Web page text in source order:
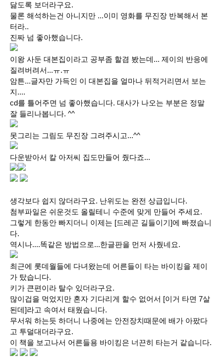
닳도록 보더라구요.
물론 해석하는건 아니지만 ...이미 영화를 무진장 반복해서 본
터라..
진짜 넘 좋아했습니다.
이왕 사둔 대본집이라고 공부좀 할겸 봤는데... 제이의 반응에
질려버려서...ㅠ.ㅠ
암튼...글자만 가득인 이 대본집을 얼마나 뒤적거리면서 보는
지....
cd를 틀어주면 넘 좋아했습니다. 대사가 나오는 부분은 정말
잘 들리나봅니다. ^^
못그리는 그림도 무진장 그려주시고...^^
다운받아서 칼 아저씨 집도만들어 줬다죠...
생각보다 쉽지 않더라구요. 난위도는 완전 상급입니다.
첨부파일은 쉬운것도 올릴테니 수준에 맞게 만들어 주세요.
그렇게 한동안 빠지더니 이제는 [드레곤 길들이기]에 빠졌습니
다.
역시나....똑같은 방법으로...한글판을 먼저 사줬네요.
최근에 롯데월들에 다녀왔는데 어른들이 타는 바이킹을 제이
가 탔습니다.
키가 큰편이라 탈수 있더라구요.
많이겁을 먹었지만 혼자 기다리게 할수 없어서 [이거 타면 7살
된데]라고 속여서 태웠습니다.
무서워 하는듯 하더니 나중에는 안전장치때문에 배가 아팠다
고 투덜대더라구요.
이 책을 보고나서 어른들용 바이킹은 너끈히 타는거 같습니다.